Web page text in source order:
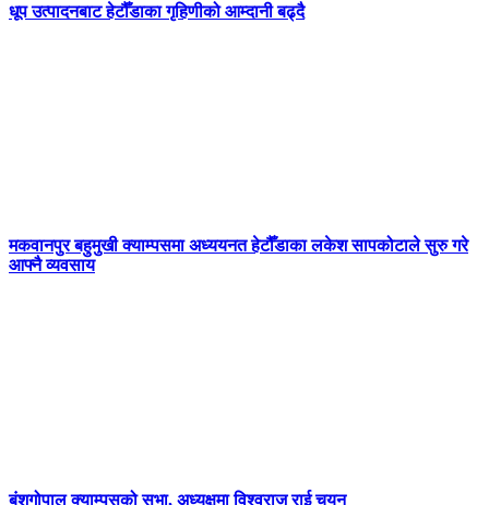
धूप उत्पादनबाट हेटौँडाका गृहिणीको आम्दानी बढ्दै
मकवानपुर बहुमुखी क्याम्पसमा अध्ययनत हेटौँडाका लकेश सापकोटाले सुरु गरे
आफ्नै व्यवसाय
बंशगोपाल क्याम्पसको सभा, अध्यक्षमा विश्वराज राई चयन